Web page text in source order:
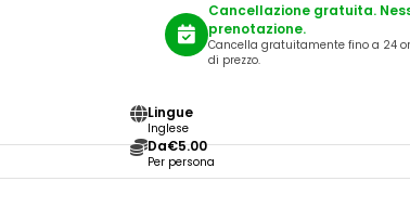
Lingue
Inglese
Da€5.00
Per persona
Cancellazione gratuita.
prenotazione.
Cancella gratuitamente fino a 24
di prezzo.